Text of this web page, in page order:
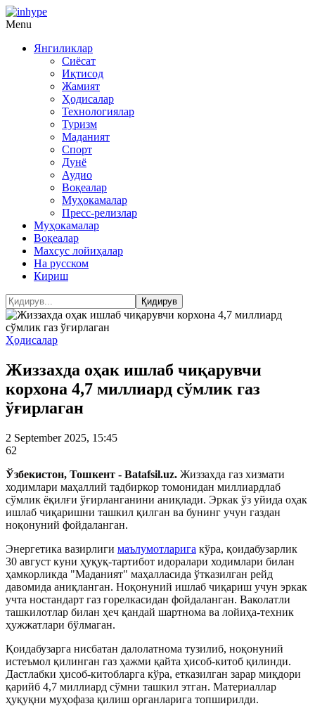
Menu
Янгиликлар
Сиёсат
Иқтисод
Жамият
Ҳодисалар
Технологиялар
Туризм
Маданият
Спорт
Дунё
Аудио
Воқеалар
Муҳокамалар
Пресс-релизлар
Муҳокамалар
Воқеалар
Махсус лойиҳалар
На русском
Кириш
Ҳодисалар
Жиззахда оҳак ишлаб чиқарувчи
корхона 4,7 миллиард сўмлик газ
ўғирлаган
2 September 2025, 15:45
62
Ўзбекистон, Тошкент - Batafsil.uz. Жиззахда газ хизмати
ходимлари маҳаллий тадбиркор томонидан миллиардлаб
сўмлик ёқилғи ўғирланганини аниқлади. Эркак ўз уйида оҳак
ишлаб чиқаришни ташкил қилган ва бунинг учун газдан
ноқонуний фойдаланган.
Энергетика вазирлиги маълумотларига кўра, қоидабузарлик
30 август куни ҳуқуқ-тартибот идоралари ходимлари билан
ҳамкорликда "Маданият" маҳалласида ўтказилган рейд
давомида аниқланган. Ноқонуний ишлаб чиқариш учун эркак
учта ностандарт газ горелкасидан фойдаланган. Ваколатли
ташкилотлар билан ҳеч қандай шартнома ва лойиҳа-техник
ҳужжатлари бўлмаган.
Қоидабузарга нисбатан далолатнома тузилиб, ноқонуний
истеъмол қилинган газ ҳажми қайта ҳисоб-китоб қилинди.
Дастлабки ҳисоб-китобларга кўра, етказилган зарар миқдори
қарийб 4,7 миллиард сўмни ташкил этган. Материаллар
ҳуқуқни муҳофаза қилиш органларига топширилди.